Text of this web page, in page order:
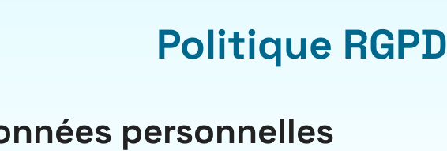
Politique RGPD
personnelles